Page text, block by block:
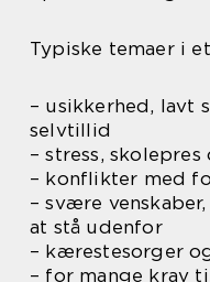
Typiske temaer i
– usikkerhed, lavt
selvtillid
– stress, skolepres
– konflikter med
– svære
at stå udenfor
– kærestesorger
– for mange krav